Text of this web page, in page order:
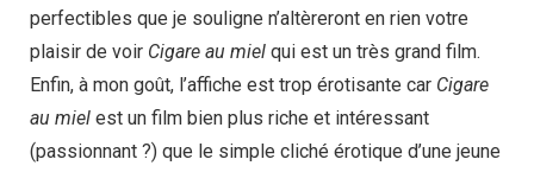
perfectibles que je souligne n’altèreront en rien votre
plaisir de voir Cigare au miel qui est un très grand film.
Enfin, à mon goût, l’affiche est trop érotisante car Cigare
au miel est un film bien plus riche et intéressant
(passionnant ?) que le simple cliché érotique d’une jeune